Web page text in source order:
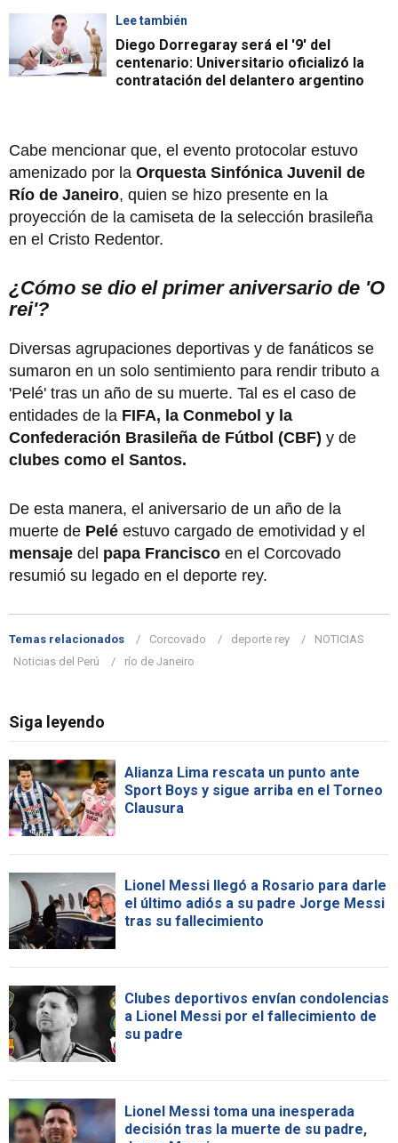
Lee también
Diego Dorregaray será el '9' del
centenario: Universitario oficializó la
contratación del delantero argentino
Cabe mencionar que, el evento protocolar estuvo
amenizado por la Orquesta Sinfónica Juvenil de
Río de Janeiro, quien se hizo presente en la
proyección de la camiseta de la selección brasileña
en el Cristo Redentor.
¿Cómo se dio el primer aniversario de 'O
rei'?
Diversas agrupaciones deportivas y de fanáticos se
sumaron en un solo sentimiento para rendir tributo a
'Pelé' tras un año de su muerte. Tal es el caso de
entidades de la FIFA, la Conmebol y la
Confederación Brasileña de Fútbol (CBF) y de
clubes como el Santos.
De esta manera, el aniversario de un año de la
muerte de Pelé estuvo cargado de emotividad y el
mensaje del papa Francisco en el Corcovado
resumió su legado en el deporte rey.
Temas relacionados Corcovado deporte rey
NOTICIAS
Noticias del Perú
río de Janeiro
Siga leyendo
Alianza Lima rescata un punto ante
Sport Boys y sigue arriba en el Torneo
Clausura
Lionel Messi llegó a Rosario para darle
el último adiós a su padre Jorge Messi
tras su fallecimiento
Clubes deportivos envían condolencias
a Lionel Messi por el fallecimiento de
su padre
Lionel Messi toma una inesperada
decisión tras la muerte de su padre,